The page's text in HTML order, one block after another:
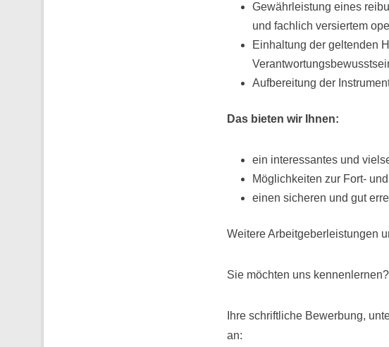
Gewährleistung eines
und fachlich versiertem
Einhaltung der geltenden
Aufbereitung der
Das bieten wir Ihnen:
ein interessantes und
Möglichkeiten zur Fort-
einen sicheren und gut
Weitere Arbeitgeberleistungen
Sie möchten uns
Ihre schriftliche Bewerbung,
an: